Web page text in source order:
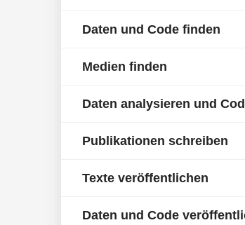
Daten und Code finden
Medien finden
Daten analysieren und
Publikationen schreiben
Texte veröffentlichen
Daten und Code